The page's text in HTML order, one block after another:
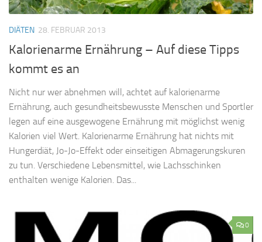
DIÄTEN 28. FEBRUAR 2013
Kalorienarme Ernährung – Auf diese Tipps
kommt es an
Nicht nur wer abnehmen will, achtet auf kalorienarme
Ernährung, auch gesundheitsbewusste Menschen und Sportler
legen auf eine ausgewogene Ernährung mit möglichst wenig
Kalorien viel Wert. Kalorienarme Ernährung hat nichts mit
Hungerdiät, Jo-Jo-Effekt oder einseitigen Abmagerungskuren
zu tun. Verschiedene Lebensmittel, wie Lachsschinken
enthalten wenige Kalorien. Das...
0